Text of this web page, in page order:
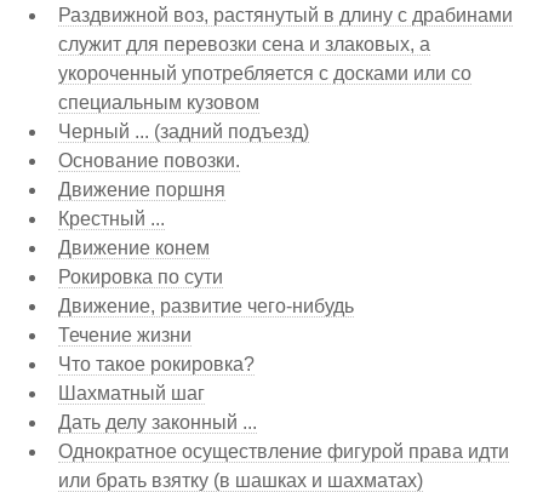
Раздвижной воз, растянутый в длину с драбинами
служит для перевозки сена и злаковых, а
укороченный употребляется с досками или со
специальным кузовом
Черный ... (задний подъезд)
Основание повозки.
Движение поршня
Крестный ...
Движение конем
Рокировка по сути
Движение, развитие чего-нибудь
Течение жизни
Что такое рокировка?
Шахматный шаг
Дать делу законный ...
Однократное осуществление фигурой права идти
или брать взятку (в шашках и шахматах)